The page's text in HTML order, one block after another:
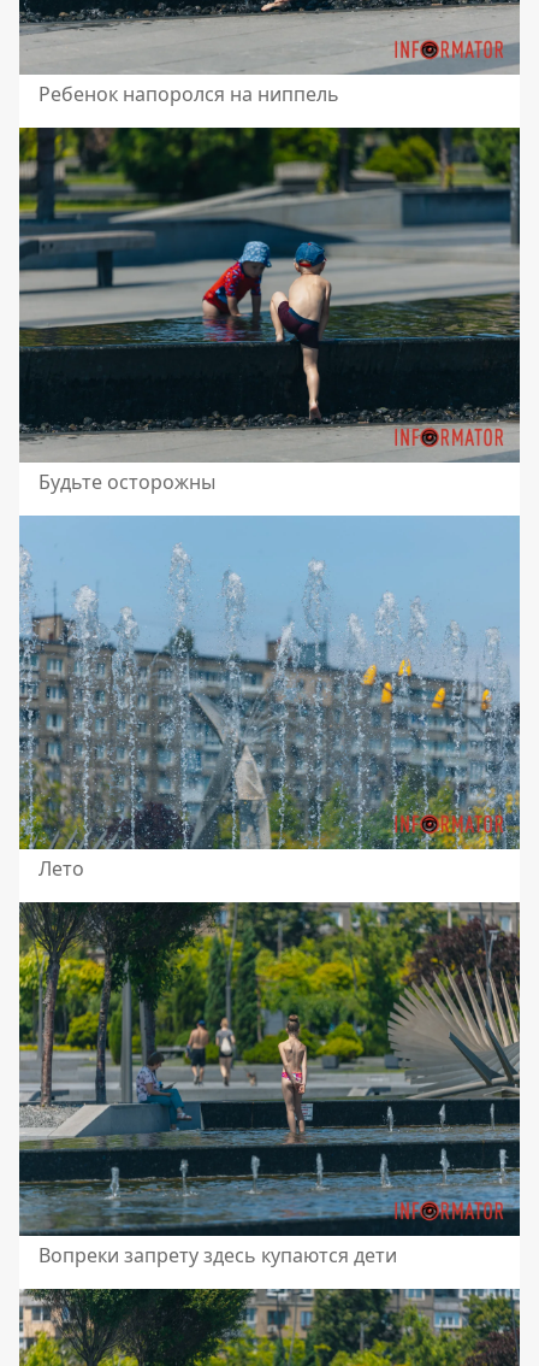
Ребенок напоролся на ниппель
Будьте осторожны
Лето
Вопреки запрету здесь купаются дети